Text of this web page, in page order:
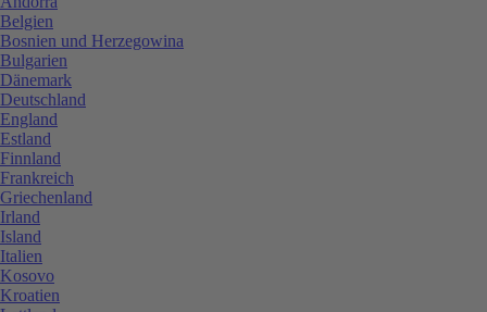
Belgien
Bosnien und Herzegowina
Bulgarien
Dänemark
Deutschland
England
Estland
Finnland
Frankreich
Griechenland
Irland
Island
Italien
Kosovo
Kroatien